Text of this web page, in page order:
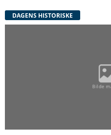
DAGENS HISTORISKE